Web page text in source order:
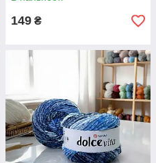
149 ₴